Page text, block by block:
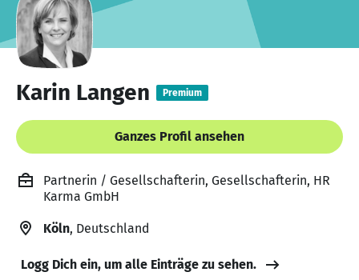
Karin Langen Premium
Ganzes Profil ansehen
Partnerin / Gesellschafterin, Gesellschafterin, HR
Karma GmbH
Köln, Deutschland
Logg Dich ein, um alle Einträge zu sehen.